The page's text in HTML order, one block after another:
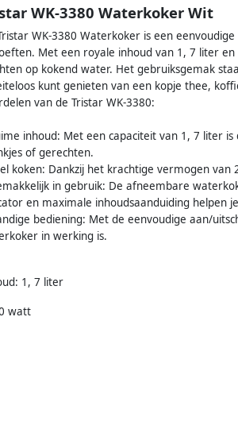
WK-3380 Waterkoker Wit
WK-3380 Waterkoker is een
Met een royale inhoud van 1, 7 liter
op kokend water. Het gebruiksgemak
kunt genieten van een kopje thee,
van de Tristar WK-3380:
inhoud: Met een capaciteit van 1, 7 liter
of gerechten.
koken: Dankzij het krachtige vermogen
in gebruik: De afneembare
en maximale inhoudsaanduiding helpen
bediening: Met de eenvoudige aan/
in werking is.
1, 7 liter
watt